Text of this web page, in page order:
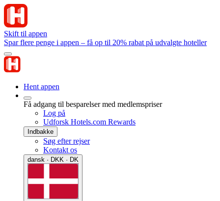
Skift til appen
Spar flere penge i appen – få op til 20% rabat på udvalgte hoteller
Hent appen
Få adgang til besparelser med medlemspriser
Log på
Udforsk Hotels.com Rewards
Indbakke
Søg efter rejser
Kontakt os
dansk · DKK · DK